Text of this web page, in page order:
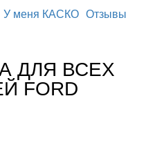
У меня КАСКО Отзывы
ДЛЯ ВСЕХ
FORD